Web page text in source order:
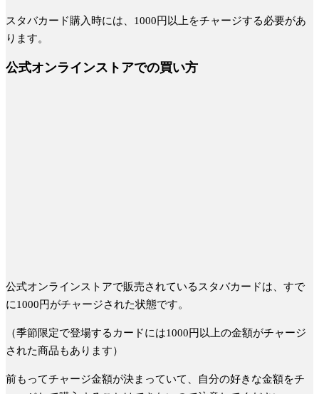
スタバカード購入時には、1000円以上をチャージする必要があ
ります。
公式オンラインストアでの買い方
公式オンラインストアで販売されているスタバカードは、すで
に1000円がチャージされた状態です。
（季節限定で登場するカードには1000円以上の金額がチャージ
された商品もあります）
前もってチャージ金額が決まっていて、自分の好きな金額をチ